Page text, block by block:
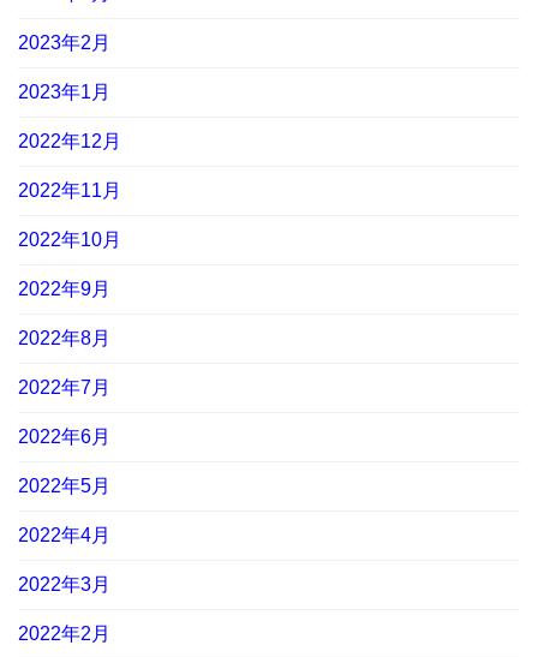
2023年2月
2023年1月
2022年12月
2022年11月
2022年10月
2022年9月
2022年8月
2022年7月
2022年6月
2022年5月
2022年4月
2022年3月
2022年2月